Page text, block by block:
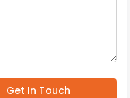
Get In Touch